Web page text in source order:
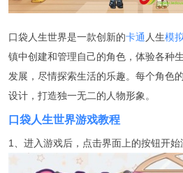
口袋人生世界是一款创新的卡通 人生模拟
镇中创建和管理自己的角色，体验各种
发展，尽情探索生活的乐趣。每个角色
设计，打造独一无二的人物形象。
口袋人生世界游戏教程
1、进入游戏后，点击界面上的按钮开始